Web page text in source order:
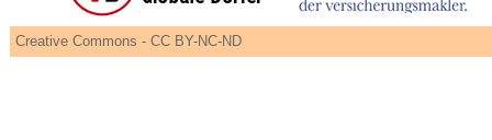
Creative Commons - CC BY-NC-ND